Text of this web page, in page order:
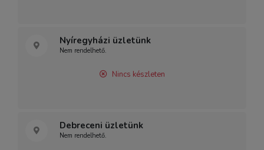
Nyíregyházi üzletünk
Nem rendelhető.
Nincs készleten
Debreceni üzletünk
Nem rendelhető.